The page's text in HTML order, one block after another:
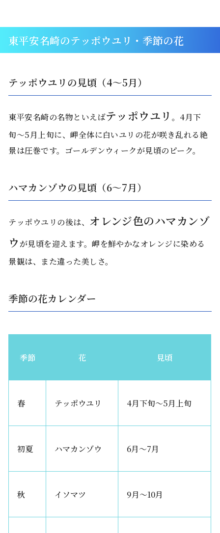
東平安名崎のテッポウユリ・季節の花
テッポウユリの見頃（4〜5月）
東平安名崎の名物といえばテッポウユリ 。4月下
旬〜5月上旬に、岬全体に白いユリの花が咲き乱れる絶
景は圧巻です。ゴールデンウィークが見頃のピーク。
ハマカンゾウの見頃（6〜7月）
テッポウユリの後は、 オレンジ色のハマカンゾ
ウ が見頃を迎えます。岬を鮮やかなオレンジに染める
景観は、また違った美しさ。
季節の花カレンダー
季節 花 見頃
春 テッポウユリ 4月下旬〜5月上旬
初夏 ハマカンゾウ 6月〜7月
秋 イソマツ 9月〜10月